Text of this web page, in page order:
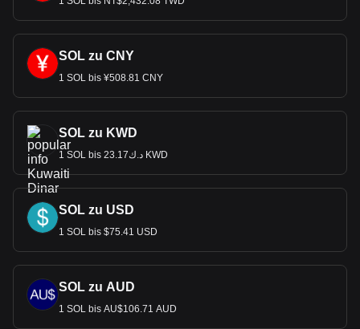
SOL zu CNY
1 SOL bis ¥508.81 CNY
SOL zu KWD
1 SOL bis د.ك23.17 KWD
SOL zu USD
1 SOL bis $75.41 USD
SOL zu AUD
1 SOL bis AU$106.71 AUD